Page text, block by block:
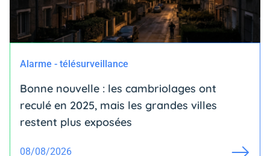
Alarme - télésurveillance
Bonne nouvelle : les cambriolages ont
reculé en 2025, mais les grandes villes
restent plus exposées
08/08/2026